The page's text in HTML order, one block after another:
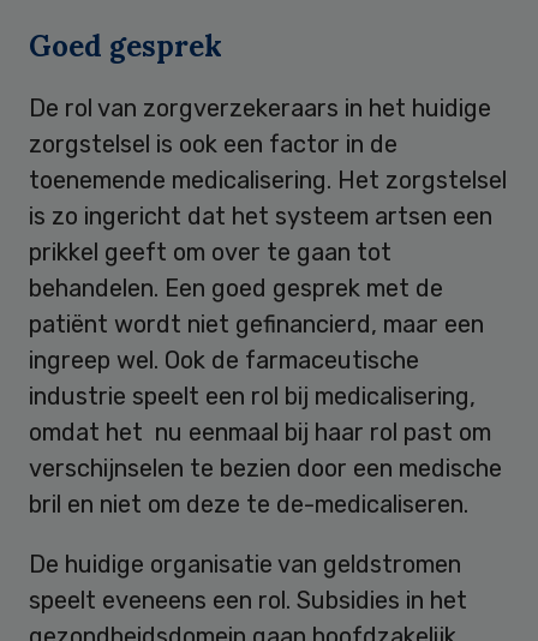
Goed gesprek
De rol van zorgverzekeraars in het huidige
zorgstelsel is ook een factor in de
toenemende medicalisering. Het zorgstelsel
is zo ingericht dat het systeem artsen een
prikkel geeft om over te gaan tot
behandelen. Een goed gesprek met de
patiënt wordt niet gefinancierd, maar een
ingreep wel. Ook de farmaceutische
industrie speelt een rol bij medicalisering,
omdat het nu eenmaal bij haar rol past om
verschijnselen te bezien door een medische
bril en niet om deze te de-medicaliseren.
De huidige organisatie van geldstromen
speelt eveneens een rol. Subsidies in het